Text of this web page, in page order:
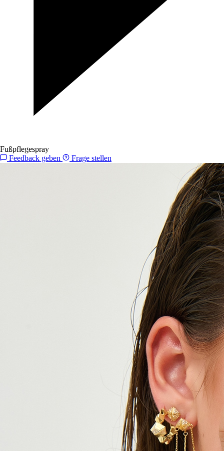
Fußpflegespray
Feedback geben
Frage stellen